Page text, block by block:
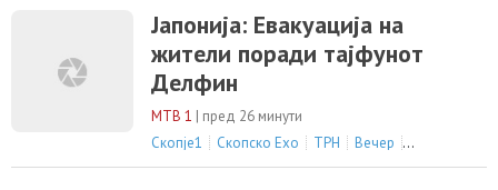
Јапонија: Евакуација на
жители поради тајфунот
Делфин
МТВ 1 | пред 26 минути
Скопје1
Скопско Ехо ТРН Вечер сите 16 вести